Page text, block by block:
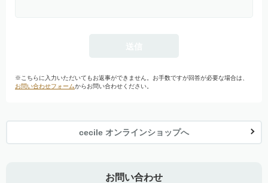
※こちらに入力いただいてもお返事ができません。お手数ですが回答が必要な場合は、
お問い合わせフォームからお問い合わせください。
cecile オンラインショップへ
お問い合わせ